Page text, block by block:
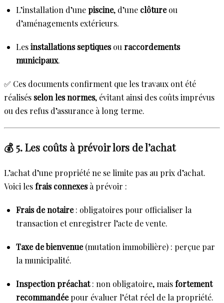
L’installation d’unepiscine, d’une clôtureou
d’aménagements extérieurs.
Lesinstallations septiquesou raccordements
municipaux.
✅ Ces documents confirment que les travaux ont été
réalisés selon les normes, évitant ainsi des coûts imprévus
ou des refus d’assurance à long terme.
💰 5. Les coûts à prévoir lors de l’achat
L’achat d’une propriété ne se limite pas au prix d’achat.
Voici lesfrais connexesà prévoir :
Frais de notaire: obligatoires pour officialiser la
transaction et enregistrer l’acte de vente.
Taxe de bienvenue(mutation immobilière) : perçue par
la municipalité.
Inspection préachat: non obligatoire, maisfortement
recommandéepour évaluer l’état réel de la propriété.